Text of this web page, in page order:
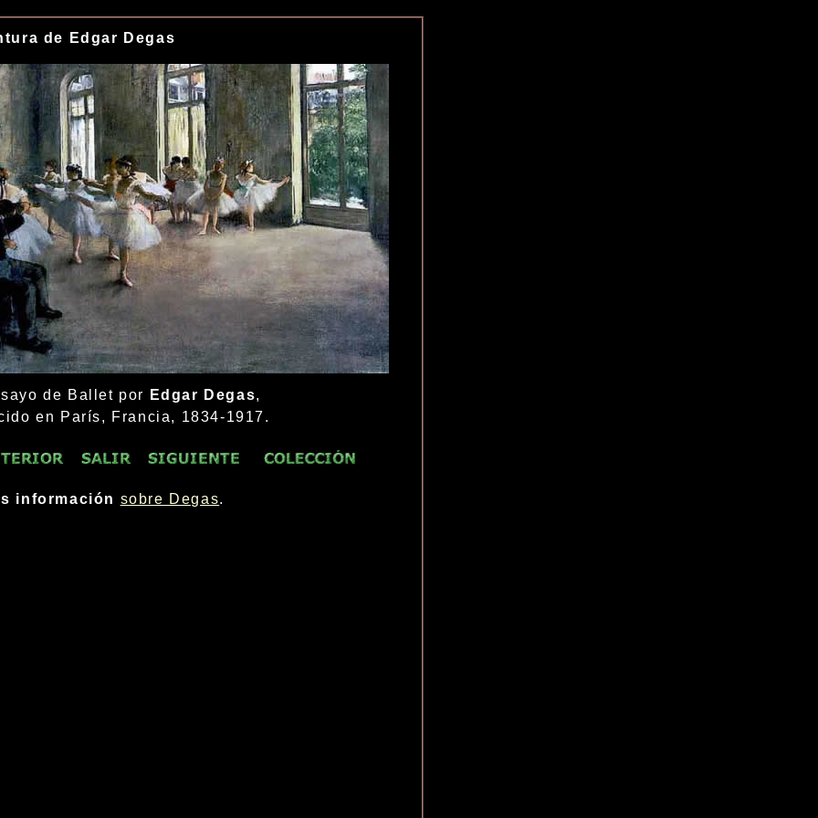
de Edgar Degas
de Ballet por Edgar Degas,
en París, Francia, 1834-1917.
información sobre Degas.